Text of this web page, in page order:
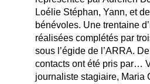
Loélie Stéphan, Yann, et
bénévoles. Une trentaine
réalisées complétés par
sous l’égide de l’ARRA.
contacts ont été pris par…
journaliste stagiaire, Maria